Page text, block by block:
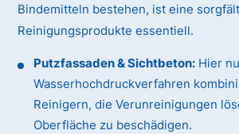
Bindemitteln bestehen, ist eine
Reinigungsprodukte essentiell.
Putzfassaden & Sichtbeton: Hier
Wasserhochdruckverfahren
Reinigern, die Verunreinigungen
Oberfläche zu beschädigen.